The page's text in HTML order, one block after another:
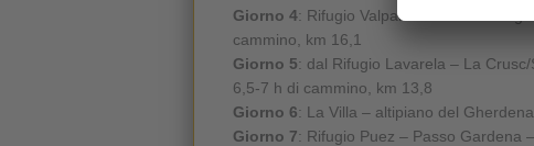
Giorno 4: Rifugio Valparola – Piccolo
cammino, km 16,1
Giorno 5: dal Rifugio Lavarela – La
6,5-7 h di cammino, km 13,8
Giorno 6: La Villa – altipiano del
Giorno 7: Rifugio Puez – Passo Gardena